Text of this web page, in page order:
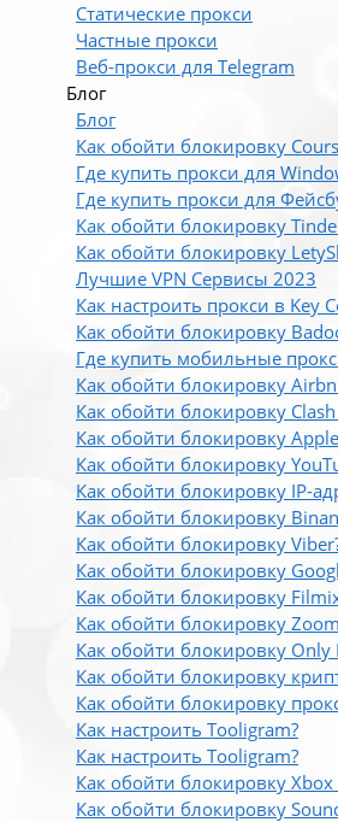
Статические прокси
Частные прокси
Веб-прокси для Telegram
Блог
Блог
Как обойти блокировку
Где купить прокси для
Где купить прокси для
Как обойти блокировку
Как обойти блокировку
Лучшие VPN Сервисы 2023
Как настроить прокси в Key
Как обойти блокировку
Где купить мобильные
Как обойти блокировку
Как обойти блокировку
Как обойти блокировку
Как обойти блокировку
Как обойти блокировку IP-
Как обойти блокировку
Как обойти блокировку
Как обойти блокировку
Как обойти блокировку
Как обойти блокировку
Как обойти блокировку Only
Как обойти блокировку
Как обойти блокировку
Как настроить Tooligram?
Как настроить Tooligram?
Как обойти блокировку Xbox
Как обойти блокировку